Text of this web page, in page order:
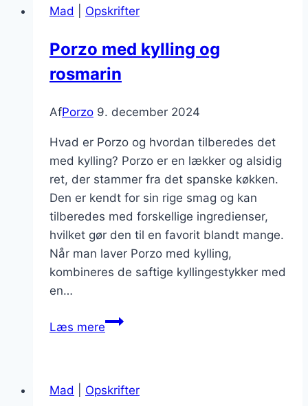
tomater
Mad Opskrifter
Porzo med kylling og
rosmarin
AfPorzo 9. december 2024
Hvad er Porzo og hvordan tilberedes det
med kylling? Porzo er en lækker og alsidig
ret, der stammer fra det spanske køkken.
Den er kendt for sin rige smag og kan
tilberedes med forskellige ingredienser,
hvilket gør den til en favorit blandt mange.
Når man laver Porzo med kylling,
kombineres de saftige kyllingestykker med
en…
Læs merePorzo
rosmarin
Mad Opskrifter